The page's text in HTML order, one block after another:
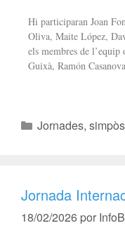
Hi participaran Joan
Oliva, Maite López,
els membres de
Guixà, Ramón
Jornades,
Jornada
18/02/2026 por